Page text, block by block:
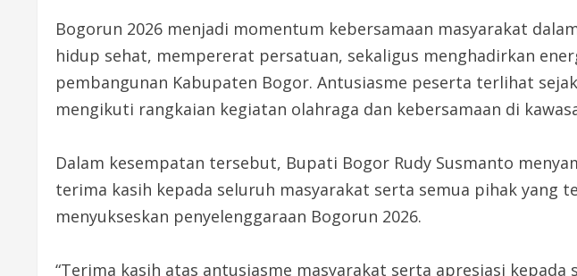
Bogorun 2026 menjadi momentum kebersamaan masyarakat
hidup sehat, mempererat persatuan, sekaligus menghadirkan
pembangunan Kabupaten Bogor. Antusiasme peserta terlihat
mengikuti rangkaian kegiatan olahraga dan kebersamaan di
Dalam kesempatan tersebut, Bupati Bogor Rudy Susmanto
terima kasih kepada seluruh masyarakat serta semua pihak yang
menyukseskan penyelenggaraan Bogorun 2026.
“Terima kasih atas antusiasme masyarakat serta apresiasi kepada